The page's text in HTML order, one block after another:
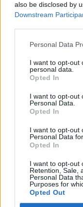
also be disclosed by
Downstream
Personal Data
I want to opt-out
personal data.
Opted In
I want to opt-out
Personal Data.
Opted In
I want to opt-out
Personal Data
Opted In
I want to opt-out
Retention, Sale,
Personal Data
Purposes for
Opted Out
Ψυχικό (video)
29/06/2024
Εξελίξεις στο θέμα του
Ελλάδα, όπως μετάδωσε
της οικονομικής
Σελίδα 1 από 24
ΡΟΗ ΕΙΔΗΣΕΩΝ